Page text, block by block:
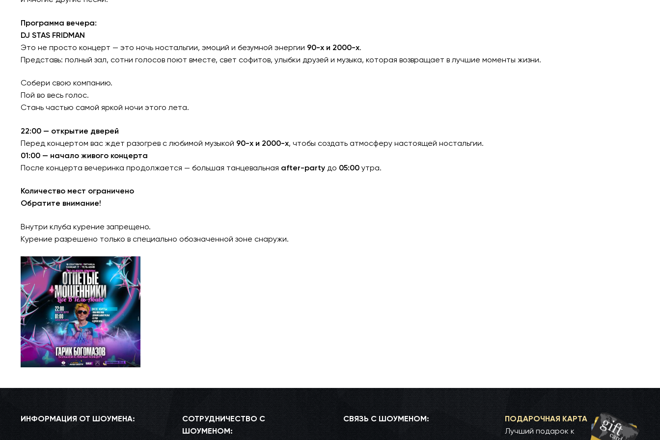
Программа вечера:
DJ STAS FRIDMAN
Это не просто концерт — это ночь ностальгии, эмоций и безумной энергии 90-х и 2000-х.
Представь: полный зал, сотни голосов поют вместе, свет софитов, улыбки друзей и музыка, которая возвращает в лучшие моменты жизни.
Собери свою компанию.
Пой во весь голос.
Стань частью самой яркой ночи этого лета.
22:00 — открытие дверей
Перед концертом вас ждет разогрев с любимой музыкой 90-х и 2000-х, чтобы создать атмосферу настоящей ностальгии.
01:00 — начало живого концерта
После концерта вечеринка продолжается — большая танцевальная after-partyдо 05:00утра.
Количество мест ограничено
Обратите внимание!
Внутри клуба курение запрещено.
Курение разрешено только в специально обозначенной зоне снаружи.
ИНФОРМАЦИЯ ОТ ШОУМЕНА:
СОТРУДНИЧЕСТВО С
ШОУМЕНОМ:
СВЯЗЬ С ШОУМЕНОМ:
ПОДАРОЧНАЯ КАРТА
Лучший подарок к